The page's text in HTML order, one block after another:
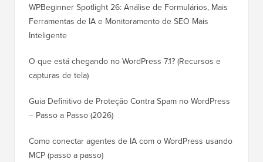
WPBeginner Spotlight 26: Análise de Formulários, Mais
Ferramentas de IA e Monitoramento de SEO Mais
Inteligente
O que está chegando no WordPress 7.1? (Recursos e
capturas de tela)
Guia Definitivo de Proteção Contra Spam no WordPress
– Passo a Passo (2026)
Como conectar agentes de IA com o WordPress usando
MCP (passo a passo)